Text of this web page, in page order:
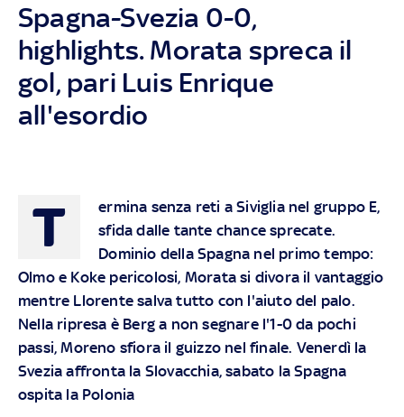
Spagna-Svezia 0-0,
highlights. Morata spreca il
gol, pari Luis Enrique
all'esordio
T
ermina senza reti a Siviglia nel gruppo E,
sfida dalle tante chance sprecate.
Dominio della Spagna nel primo tempo:
Olmo e Koke pericolosi, Morata si divora il vantaggio
mentre Llorente salva tutto con l'aiuto del palo.
Nella ripresa è Berg a non segnare l'1-0 da pochi
passi, Moreno sfiora il guizzo nel finale. Venerdì la
Svezia affronta la Slovacchia, sabato la Spagna
ospita la Polonia